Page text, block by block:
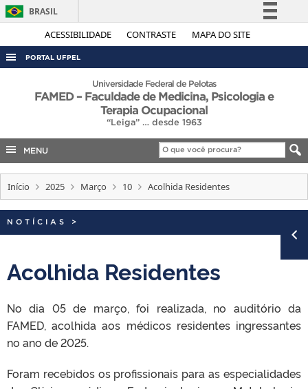
ACESSIBILIDADE CONTRASTE MAPA DO SITE
BRASIL
Simplifique!
Acesso à informação
Legislação
Canais
PORTAL UFPEL
ACESSO À INFORMAÇÃO
CONCURSOS
EDITAIS
INTERNACIONAL
OUVIDORIA
TELEFONES
Universidade Federal de Pelotas
FAMED – Faculdade de Medicina, Psicologia e
Terapia Ocupacional
“Leiga” … desde 1963
MENU
Início 2025 Março 10 Acolhida Residentes
NOTÍCIAS >
Acolhida Residentes
No dia 05 de março, foi realizada, no auditório da
FAMED, acolhida aos médicos residentes ingressantes
no ano de 2025.
Foram recebidos os profissionais para as especialidades